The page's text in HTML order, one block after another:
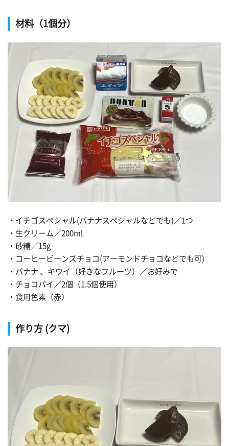
材料（1個分）
・イチゴスペシャル(バナナスペシャルなどでも)／1つ
・生クリーム／200ml
・砂糖／15g
・コーヒービーンズチョコ(アーモンドチョコなどでも可)
・バナナ 、キウイ（好きなフルーツ）／お好みで
・チョコパイ／2個（1.5個使用）
・食用色素（赤）
作り方 (クマ)